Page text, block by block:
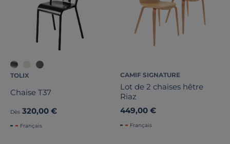
TOLIX
Chaise T37
Dès 320,00 €
Français
CAMIF SIGNATURE
Lot de 2 chaises hêtre
Riaz
449,00 €
Français